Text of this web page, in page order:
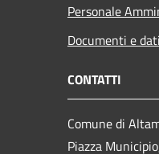
Personale
Documenti e dati
CONTATTI
Comune di
Piazza